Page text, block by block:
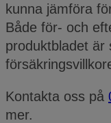
kunna jämföra
Både för- och
produktbladet är
Kontakta oss på
mer.